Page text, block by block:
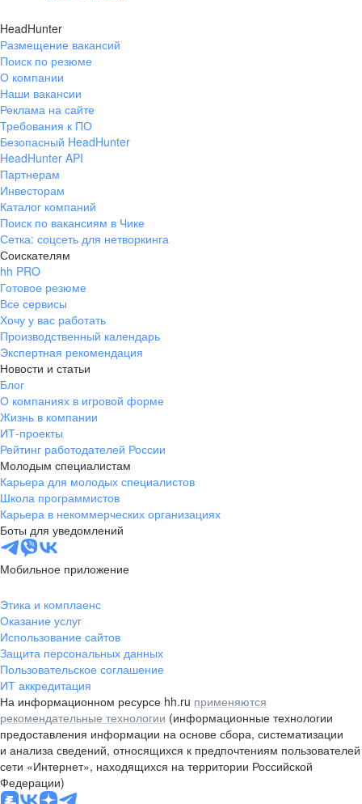
HeadHunter
Размещение вакансий
Поиск по резюме
О компании
Наши вакансии
Реклама на сайте
Требования к ПО
Безопасный HeadHunter
HeadHunter API
Партнерам
Инвесторам
Каталог компаний
Поиск по вакансиям в Чике
Сетка: соцсеть для нетворкинга
Соискателям
hh PRO
Готовое резюме
Все сервисы
Хочу у вас работать
Производственный календарь
Экспертная рекомендация
Новости и статьи
Блог
О компаниях в игровой форме
Жизнь в компании
ИТ-проекты
Рейтинг работодателей России
Молодым специалистам
Карьера для молодых специалистов
Школа программистов
Карьера в некоммерческих организациях
Боты для уведомлений
Мобильное приложение
Этика и комплаенс
Оказание услуг
Использование сайтов
Защита персональных данных
Пользовательское соглашение
ИТ аккредитация
На информационном ресурсе hh.ru применяются
рекомендательные технологии (информационные технологии
предоставления информации на основе сбора, систематизации
и анализа сведений, относящихся к предпочтениям пользователей
сети «Интернет», находящихся на территории Российской
Федерации)